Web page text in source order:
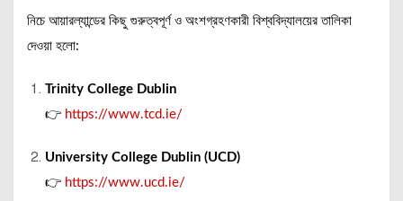
নিচে আয়ারল্যান্ডের কিছু গুরুত্বপূর্ণ ও অংশগ্রহণকারী বিশ্ববিদ্যালয়ের তালিকা
দেওয়া হলো:
Trinity College Dublin
👉 https://www.tcd.ie/
University College Dublin (UCD)
👉 https://www.ucd.ie/